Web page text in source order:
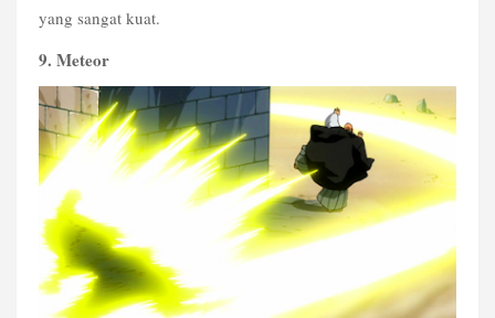
yang sangat kuat.
9. Meteor